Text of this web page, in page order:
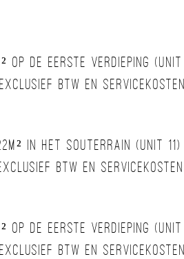
op de eerste verdieping (unit
btw en servicekosten
in het souterrain (unit 11)
btw en servicekosten
op de eerste verdieping (unit
btw en servicekosten